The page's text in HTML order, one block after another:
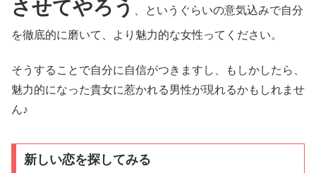
させてやろう
、というぐらいの意気込みで自分
を徹底的に磨いて、より魅力的な女性ってください。
そうすることで自分に自信がつきますし、もしかしたら、
魅力的になった貴女に惹かれる男性が現れるかもしれませ
ん♪
新しい恋を探してみる